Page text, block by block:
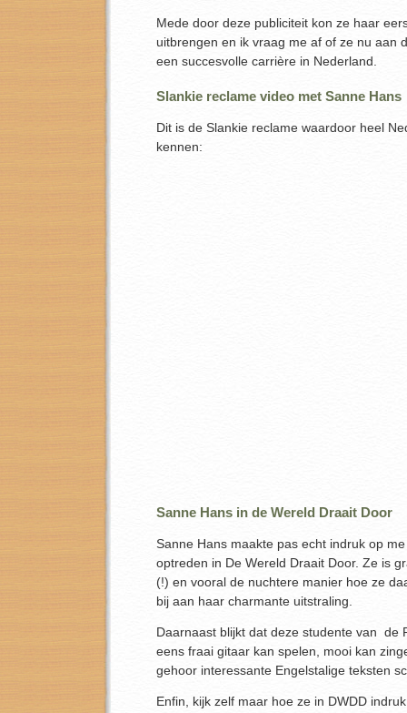
Mede door deze publiciteit kon ze haar
uitbrengen en ik vraag me af of ze nu aan
een succesvolle carrière in Nederland.
Slankie reclame video met Sanne Hans
Dit is de Slankie reclame waardoor heel
kennen:
Sanne Hans in de Wereld Draait Door
Sanne Hans maakte pas echt indruk op
optreden in De Wereld Draait Door. Ze is
(!) en vooral de nuchtere manier hoe ze
bij aan haar charmante uitstraling.
Daarnaast blijkt dat deze studente van de
eens fraai gitaar kan spelen, mooi kan
gehoor interessante Engelstalige teksten
Enfin, kijk zelf maar hoe ze in DWDD